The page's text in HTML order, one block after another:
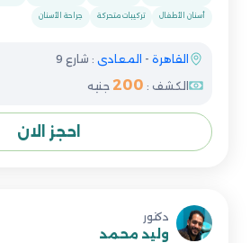
أسنان الأطفال تركيبات متحركة جراحة الأسنان
القاهرة - المعادى : شارع 9
الكشف : 200 جنيه
احجز الان
دكتور
وليد محمد